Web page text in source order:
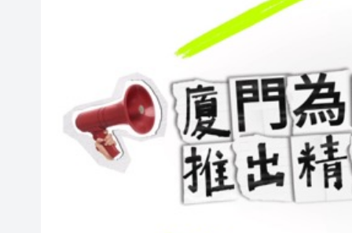
黎智英案｜吳良好：依法公正
50餘位頂尖專家共話時代命題
海南澄邁文儒煥新升級 五組數
梁振英率港區全國政協委員考
2025年海南儋州以舊換新帶動
山東26戶省屬國企去年合計營
瀋陽鐵西校園閱讀活動解鎖閱